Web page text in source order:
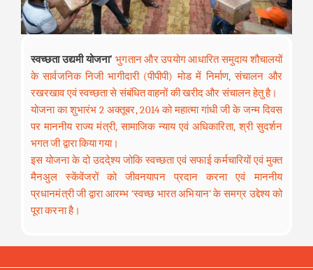
स्वच्छता उद्यमी योजना’भुगतान और उपयोग आधारित समुदाय शौचालयों
के सार्वजनिक निजी भागीदारी (पीपीपी) मोड में निर्माण, संचालन और
रखरखाव एवं स्वच्छता से संबंधित वाहनों की खरीद और संचालन हेतु है।
योजना का शुभारंभ 2 अक्तूबर, 2014 को महात्मा गांधी जी के जन्म दिवस
पर माननीय राज्य मंत्री, सामाजिक न्याय एवं अधिकारिता, श्री सुदर्शन
भगत जी द्वारा किया गया।
इस योजना के दो उददे्श्य जोकि स्वच्छता एवं सफाई कर्मचारियों एवं मुक्त
मैनअुल स्केंवेंजरों को जीवनयापन प्रदान करना एवं माननीय
प्रधानमंत्री जी द्वारा आरम्भ ‘स्वच्छ भारत अभियान’ के समग्र उद्देश्य को
पूरा करना है।